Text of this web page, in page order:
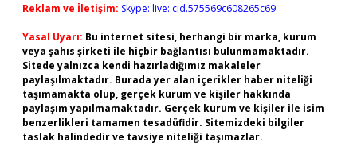
Reklam ve İletişim: Skype: live:.cid.575569c608265c69
Yasal Uyarı: Bu internet sitesi, herhangi bir marka, kurum
veya şahıs şirketi ile hiçbir bağlantısı bulunmamaktadır.
Sitede yalnızca kendi hazırladığımız makaleler
paylaşılmaktadır. Burada yer alan içerikler haber niteliği
taşımamakta olup, gerçek kurum ve kişiler hakkında
paylaşım yapılmamaktadır. Gerçek kurum ve kişiler ile isim
benzerlikleri tamamen tesadüfidir. Sitemizdeki bilgiler
taslak halindedir ve tavsiye niteliği taşımazlar.